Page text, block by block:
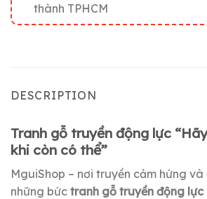
thành TPHCM
DESCRIPTION
Tranh gỗ truyền động lực
khi còn có thể”
MguiShop – nơi truyền cảm hứng
những bức tranh gỗ truyền động lực